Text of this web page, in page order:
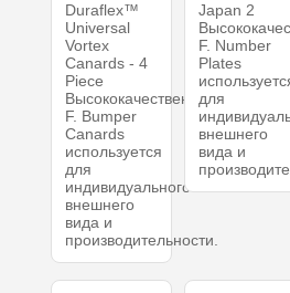
Duraflex™
Universal
Vortex
Canards - 4
Piece
Высококачественный
F. Bumper
Canards
используется
для
индивидуального
внешнего
вида и
производительности.
Japan 2
F. Number
Plates
для
внешнего
вида и